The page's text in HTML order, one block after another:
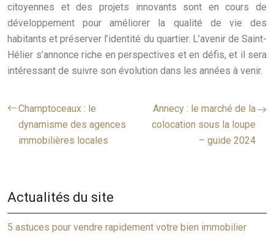
citoyennes et des projets innovants sont en cours de
développement pour améliorer la qualité de vie des
habitants et préserver l’identité du quartier. L’avenir de Saint-
Hélier s’annonce riche en perspectives et en défis, et il sera
intéressant de suivre son évolution dans les années à venir.
Champtoceaux : le
dynamisme des agences
immobilières locales
Annecy : le marché de la
colocation sous la loupe
– guide 2024
Actualités du site
5 astuces pour vendre rapidement votre bien immobilier